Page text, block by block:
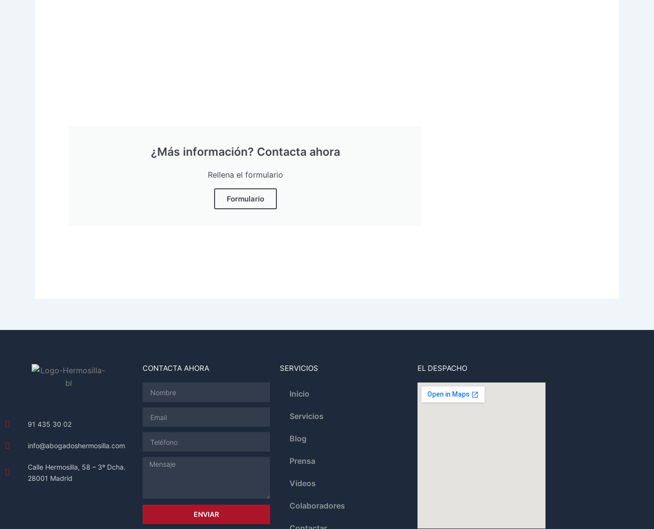
¿Más información? Contacta ahora
Rellena el formulario
Formulario
91 435 30 02
info@abogadoshermosilla.com
Calle Hermosilla, 58 – 3º Dcha.
28001 Madrid
CONTACTA AHORA
Mensaje
ENVIAR
SERVICIOS
Inicio
Servicios
Blog
Prensa
Vídeos
Colaboradores
EL DESPACHO